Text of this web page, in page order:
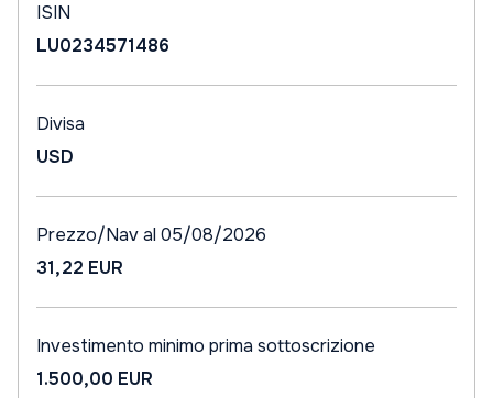
ISIN
LU0234571486
Divisa
USD
Prezzo/Nav al 05/08/2026
31,22 EUR
Investimento minimo prima sottoscrizione
1.500,00 EUR